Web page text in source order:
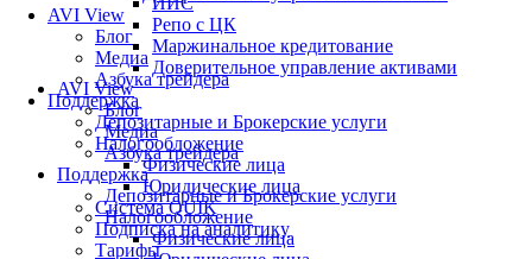
AVI View
Блог
Медиа
Азбука трейдера
Поддержка
Депозитарные и Брокерские услуги
Налогообложение
Физические лица
Юридические лица
Система QUIK
Подписка на аналитику
Тарифы
Репо с ЦК
Маржинальное кредитование
Доверительное управление активами
AVI View
Блог
Медиа
Азбука трейдера
Поддержка
Депозитарные и Брокерские услуги
Налогообложение
Физические лица